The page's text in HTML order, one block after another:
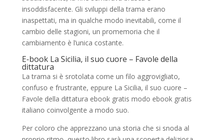
insoddisfacente. Gli sviluppi della trama erano
inaspettati, ma in qualche modo inevitabili, come il
cambio delle stagioni, un promemoria che il
cambiamento è l’unica costante.
E-book La Sicilia, il suo cuore – Favole della
dittatura
La trama si è srotolata come un filo aggrovigliato,
confuso e frustrante, eppure La Sicilia, il suo cuore –
Favole della dittatura ebook gratis modo ebook gratis
italiano coinvolgente a modo suo.
Per coloro che apprezzano una storia che si snoda al